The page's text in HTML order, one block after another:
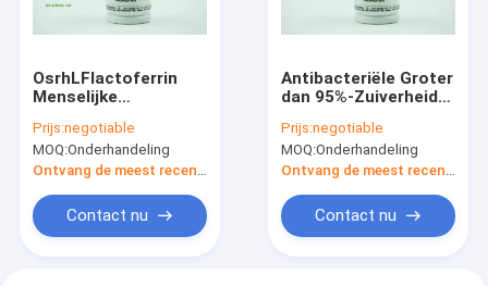
OsrhLFlactoferrin
Menselijke
Biologische
Reagentia voor
Biopharmaceuticals
Prijs:negotiable
MOQ:Onderhandeling
Ontvang de meest recente Prijs
Contact nu
Antibacteriële Groter
dan 95%-Zuiverheids
Lactoferrin
Lyophiized met
Anorganisch Zout
Prijs:negotiable
MOQ:Onderhandeling
Ontvang de meest recente Prijs
Contact nu